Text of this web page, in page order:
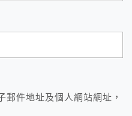
郵件地址及個人網站網址，